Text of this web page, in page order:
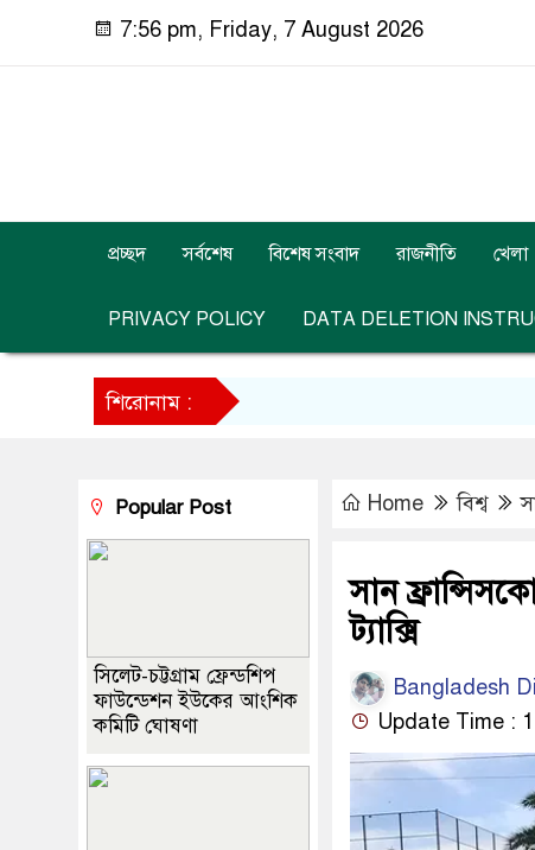
7:56 pm, Friday, 7 August 2026
প্রচ্ছদ সর্বশেষ বিশেষ সংবাদ রাজনীতি খেলা
PRIVACY POLICY DATA DELETION
শিরোনাম :
Home বিশ্ব
সান
ট্যাক্সি
Bangladesh
Update Time :
Popular Post
সিলেট-চট্টগ্রাম ফ্রেন্ডশিপ
ফাউন্ডেশন ইউকের আংশিক
কমিটি ঘোষণা